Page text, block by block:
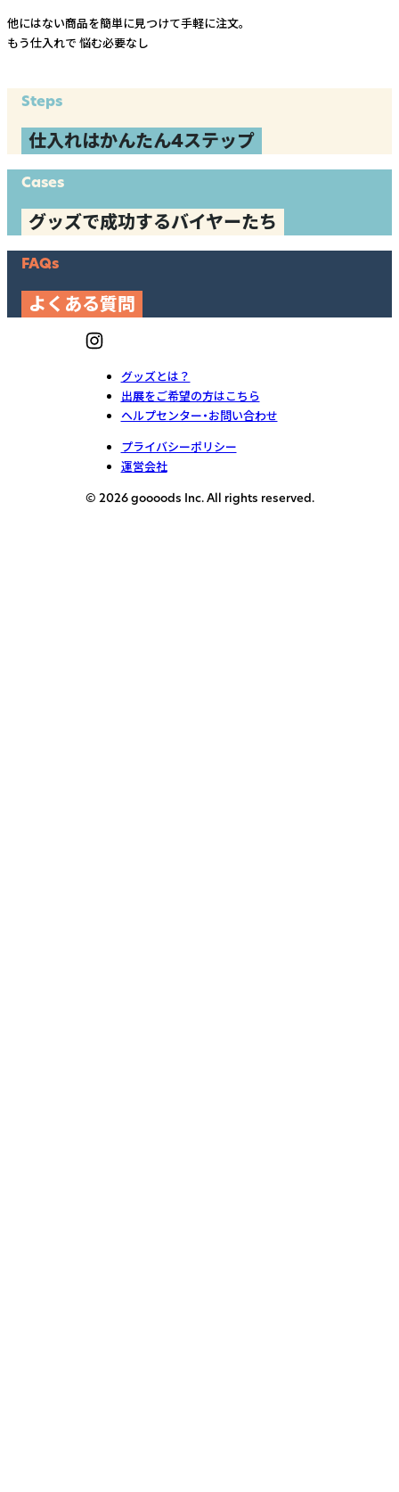
他にはない商品を簡単に見つけて手軽に注文。
もう仕入れで 悩む必要なし
Steps
仕入れはかんたん4ステップ
Cases
グッズで成功するバイヤーたち
FAQs
よくある質問
グッズとは？
出展をご希望の方はこちら
ヘルプセンター・お問い合わせ
プライバシーポリシー
運営会社
© 2026 goooods Inc. All rights reserved.